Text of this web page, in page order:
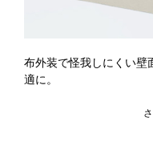
布外装で怪我しにくい壁
適に。